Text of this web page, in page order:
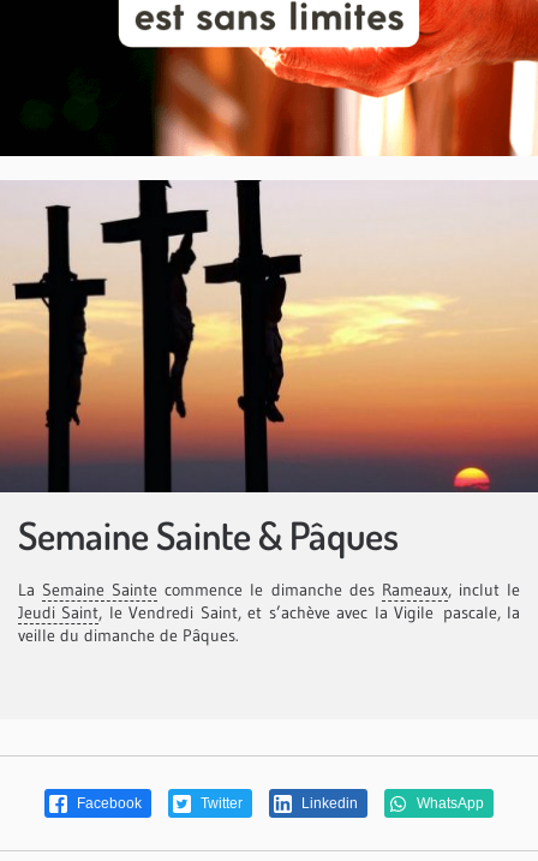
Semaine Sainte & Pâques
La Semaine Sainte commence le dimanche des Rameaux, inclut le
Jeudi Saint, le Vendredi Saint, et s’achève avec la Vigile pascale, la
veille du dimanche de Pâques.
Facebook Twitter Linkedin WhatsApp